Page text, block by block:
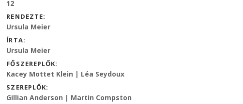
12
RENDEZTE:
Ursula Meier
ÍRTA:
Ursula Meier
FŐSZEREPLŐK:
Kacey Mottet Klein | Léa Seydoux
SZEREPLŐK:
Gillian Anderson | Martin Compston